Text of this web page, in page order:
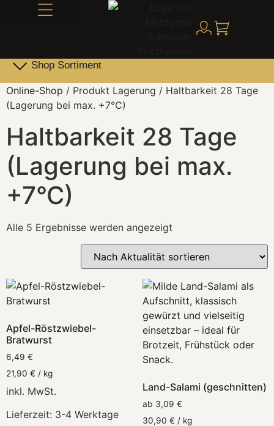
Shop Sortiment
Online-Shop / Produkt Lagerung / Haltbarkeit 28 Tage
(Lagerung bei max. +7°C)
Haltbarkeit 28 Tage
(Lagerung bei max.
+7°C)
Alle 5 Ergebnisse werden angezeigt
Apfel-Röstzwiebel-
Bratwurst
6,49 €
21,90 € / kg
inkl. MwSt.
Lieferzeit: 3-4 Werktage
Land-Salami (geschnitten)
ab 3,09 €
30,90 € / kg